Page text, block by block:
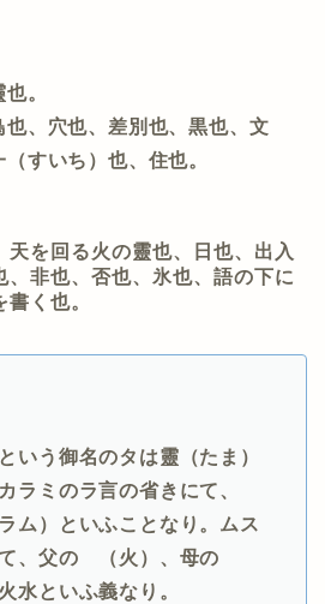
。
、穴也、差別也、黒也、文
すいち）也、住也。
天を回る火の靈也、日也、出入
、非也、否也、氷也、語の下に
く也。
いう御名のタは靈（たま）
ラミのラ言の省きにて、
ム）といふことなり。ムス
、父のゝ（火）、母の
水といふ義なり。